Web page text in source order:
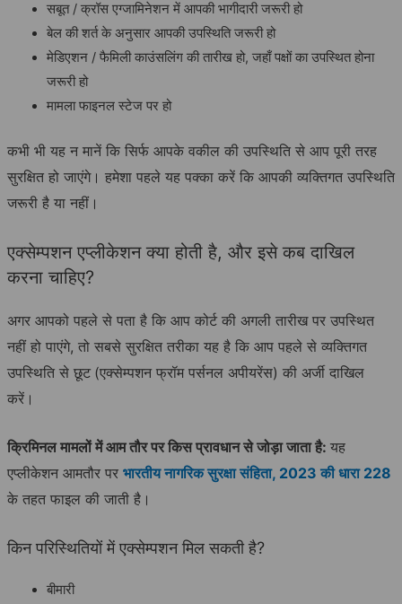
सबूत / क्रॉस एग्जामिनेशन में आपकी भागीदारी जरूरी हो
बेल की शर्त के अनुसार आपकी उपस्थिति जरूरी हो
मेडिएशन / फैमिली काउंसलिंग की तारीख हो, जहाँ पक्षों का उपस्थित होना
जरूरी हो
मामला फाइनल स्टेज पर हो
कभी भी यह न मानें कि सिर्फ आपके वकील की उपस्थिति से आप पूरी तरह
सुरक्षित हो जाएंगे। हमेशा पहले यह पक्का करें कि आपकी व्यक्तिगत उपस्थिति
जरूरी है या नहीं।
एक्सेम्पशन एप्लीकेशन क्या होती है, और इसे कब दाखिल
करना चाहिए?
अगर आपको पहले से पता है कि आप कोर्ट की अगली तारीख पर उपस्थित
नहीं हो पाएंगे, तो सबसे सुरक्षित तरीका यह है कि आप पहले से व्यक्तिगत
उपस्थिति से छूट (एक्सेम्पशन फ्रॉम पर्सनल अपीयरेंस) की अर्जी दाखिल
करें।
क्रिमिनल मामलों में आम तौर पर किस प्रावधान से जोड़ा जाता है: यह
एप्लीकेशन आमतौर पर भारतीय नागरिक सुरक्षा संहिता, 2023 की धारा 228
के तहत फाइल की जाती है।
किन परिस्थितियों में एक्सेम्पशन मिल सकती है?
बीमारी